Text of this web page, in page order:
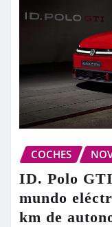
COCHES
ID. Polo
mundo
km de